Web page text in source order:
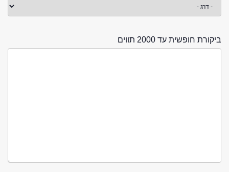
ביקורת חופשית עד 2000 תווים